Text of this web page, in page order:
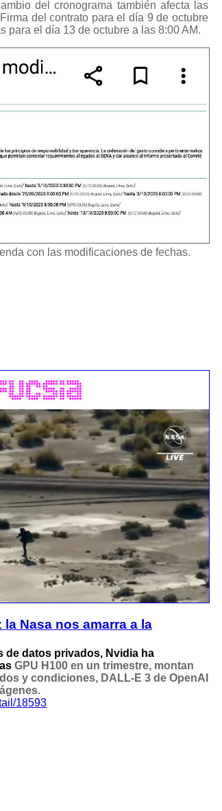
del cronograma también afecta las
del contrato para el día 9 de octubre
para el día 13 de octubre a las 8:00 AM.
con las modificaciones de fechas.
Nasa nos amarra a la
de datos privados, Nvidia ha
GPU H100 en un trimestre, montan
y condiciones, DALL-E 3 de OpenAI
18593